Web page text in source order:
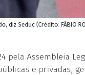
Seduc (Crédito: FÁBIO
pela Assembleia
e privadas,